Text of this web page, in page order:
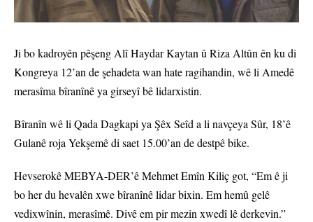
Ji bo kadroyên pêşeng Alî Haydar Kaytan û Riza Altûn ên ku di
Kongreya 12’an de şehadeta wan hate ragihandin, wê li Amedê
merasîma bîranînê ya girseyî bê lidarxistin.
Bîranîn wê li Qada Dagkapi ya Şêx Seîd a li navçeya Sûr, 18’ê
Gulanê roja Yekşemê di saet 15.00’an de destpê bike.
Hevserokê MEBYA-DER’ê Mehmet Emîn Kiliç got, “Em ê ji
bo her du hevalên xwe bîranînê lidar bixin. Em hemû gelê
vedixwînin, merasîmê. Divê em pir mezin xwedî lê derkevin.”